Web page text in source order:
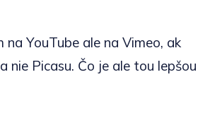
YouTube ale na Vimeo, ak
Picasu. Čo je ale tou lepšou